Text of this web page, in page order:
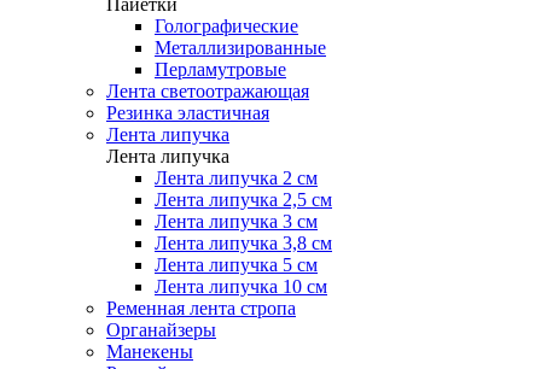
Пайетки
Голографические
Металлизированные
Перламутровые
Лента светоотражающая
Резинка эластичная
Лента липучка
Лента липучка
Лента липучка 2 см
Лента липучка 2,5 см
Лента липучка 3 см
Лента липучка 3,8 см
Лента липучка 5 см
Лента липучка 10 см
Ременная лента стропа
Органайзеры
Манекены